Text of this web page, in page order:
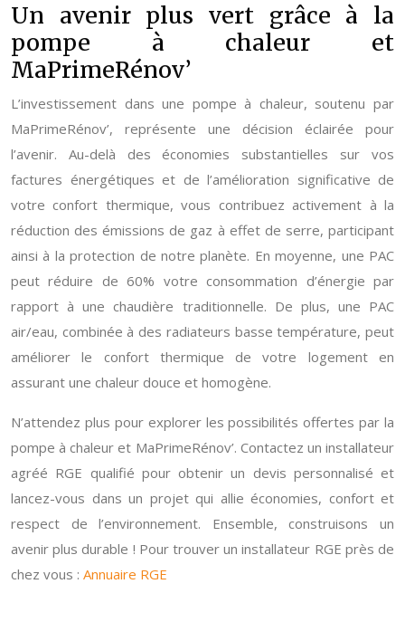
Un avenir plus vert grâce à la
pompe à chaleur et
MaPrimeRénov’
L’investissement dans une pompe à chaleur, soutenu par
MaPrimeRénov’, représente une décision éclairée pour
l’avenir. Au-delà des économies substantielles sur vos
factures énergétiques et de l’amélioration significative de
votre confort thermique, vous contribuez activement à la
réduction des émissions de gaz à effet de serre, participant
ainsi à la protection de notre planète. En moyenne, une PAC
peut réduire de 60% votre consommation d’énergie par
rapport à une chaudière traditionnelle. De plus, une PAC
air/eau, combinée à des radiateurs basse température, peut
améliorer le confort thermique de votre logement en
assurant une chaleur douce et homogène.
N’attendez plus pour explorer les possibilités offertes par la
pompe à chaleur et MaPrimeRénov’. Contactez un installateur
agréé RGE qualifié pour obtenir un devis personnalisé et
lancez-vous dans un projet qui allie économies, confort et
respect de l’environnement. Ensemble, construisons un
avenir plus durable ! Pour trouver un installateur RGE près de
chez vous : Annuaire RGE